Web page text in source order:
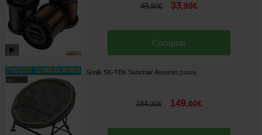
49,90€ 33,90€
Comprar
Sonik SK-TEK Sunchair Assento 216019]
184,00€ 149,00€